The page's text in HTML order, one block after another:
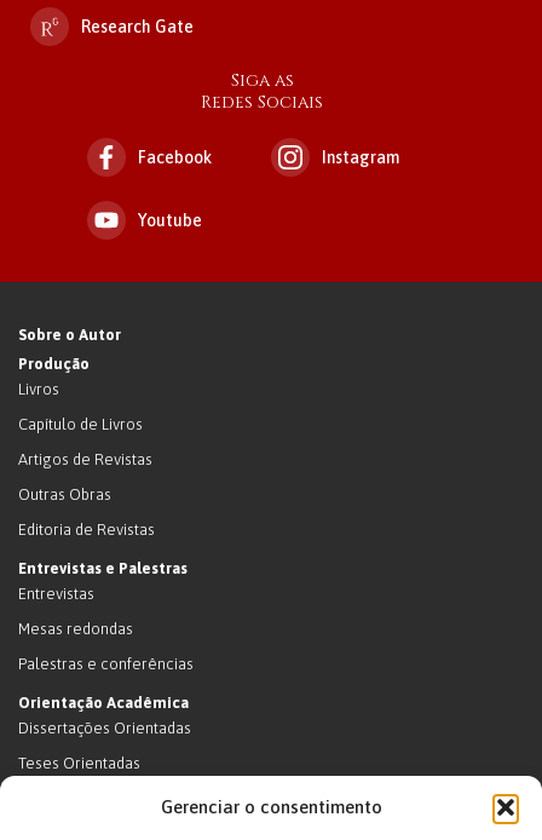
Gerenciar o consentimento
Research Gate
Siga as
Redes Sociais
Facebook Instagram
Youtube
Sobre o Autor
Produção
Livros
Capítulo de Livros
Artigos de Revistas
Outras Obras
Editoria de Revistas
Entrevistas e Palestras
Entrevistas
Mesas redondas
Palestras e conferências
Orientação Acadêmica
Dissertações Orientadas
Teses Orientadas
Livros (dissertações e teses)